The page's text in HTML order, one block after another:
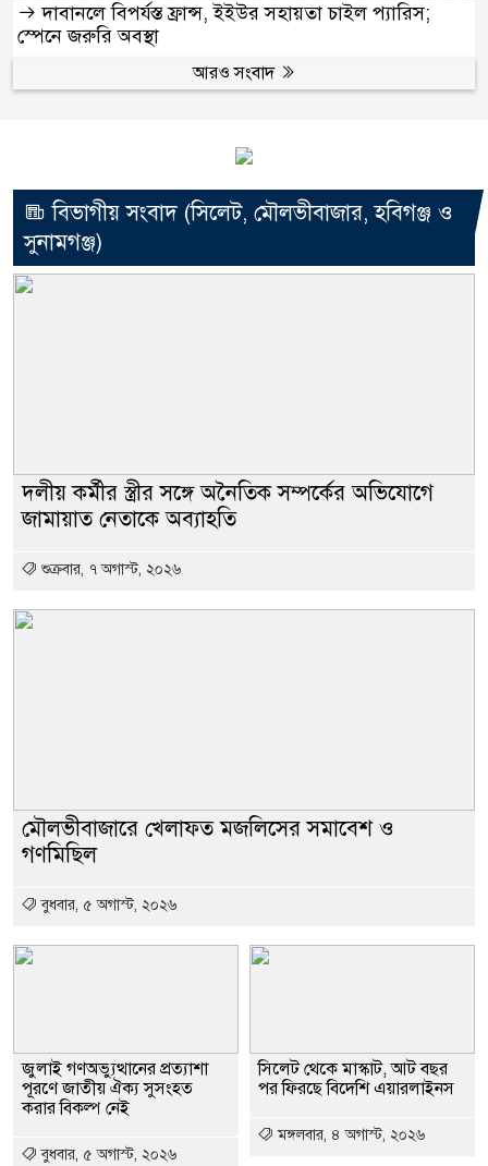
দাবানলে বিপর্যস্ত ফ্রান্স, ইইউর সহায়তা চাইল প্যারিস;
স্পেনে জরুরি অবস্থা
আরও সংবাদ
বিভাগীয় সংবাদ (সিলেট, মৌলভীবাজার, হবিগঞ্জ ও
সুনামগঞ্জ)
দলীয় কর্মীর স্ত্রীর সঙ্গে অনৈতিক সম্পর্কের অভিযোগে
জামায়াত নেতাকে অব্যাহতি
শুক্রবার, ৭ অগাস্ট, ২০২৬
মৌলভীবাজারে খেলাফত মজলিসের সমাবেশ ও
গণমিছিল
বুধবার, ৫ অগাস্ট, ২০২৬
জুলাই গণঅভ্যুত্থানের প্রত্যাশা
পূরণে জাতীয় ঐক্য সুসংহত
করার বিকল্প নেই
বুধবার, ৫ অগাস্ট, ২০২৬
সিলেট থেকে মাস্কাট, আট বছর
পর ফিরছে বিদেশি এয়ারলাইনস
মঙ্গলবার, ৪ অগাস্ট, ২০২৬